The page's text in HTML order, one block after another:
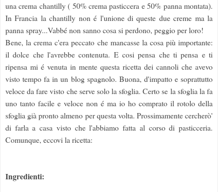
una crema chantilly ( 50% crema pasticcera e 50% panna montata).
In Francia la chantilly non é l'unione di queste due creme ma la
panna spray...Vabbé non sanno cosa si perdono, peggio per loro!
Bene, la crema c'era peccato che mancasse la cosa più importante:
il dolce che l'avrebbe contenuta. E cosi pensa che ti pensa e ti
ripensa mi é venuta in mente questa ricetta dei cannoli che avevo
visto tempo fa in un blog spagnolo. Buona, d'impatto e soprattutto
veloce da fare visto che serve solo la sfoglia. Certo se la sfoglia la fa
uno tanto facile e veloce non é ma io ho comprato il rotolo della
sfoglia già pronto almeno per questa volta. Prossimamente cercherò'
di farla a casa visto che l'abbiamo fatta al corso di pasticceria.
Comunque, eccovi la ricetta:
Ingredienti: